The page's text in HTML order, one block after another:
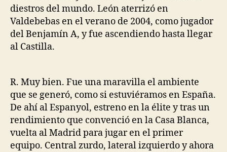
diestros del mundo. León aterrizó en
Valdebebas en el verano de 2004, como jugador
del Benjamín A, y fue ascendiendo hasta llegar
al Castilla.
R. Muy bien. Fue una maravilla el ambiente
que se generó, como si estuviéramos en España.
De ahí al Espanyol, estreno en la élite y tras un
rendimiento que convenció en la Casa Blanca,
vuelta al Madrid para jugar en el primer
equipo. Central zurdo, lateral izquierdo y ahora